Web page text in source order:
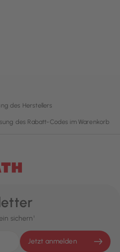
des Herstellers
des Rabatt-Codes im Warenkorb
sichern¹
Jetzt anmelden